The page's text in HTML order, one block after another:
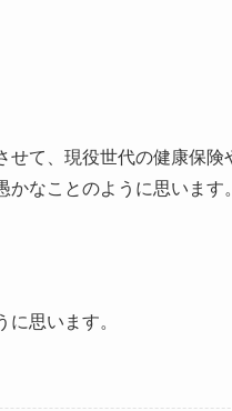
て、現役世代の健康保
なことのように思います。
思います。